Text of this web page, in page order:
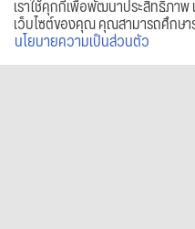
เราใช้คุกกี้เพื่อพัฒนาประสิทธิภา
เว็บไซต์ของคุณ คุณสามารถศึกษา
นโยบายความเป็นส่วนตัว